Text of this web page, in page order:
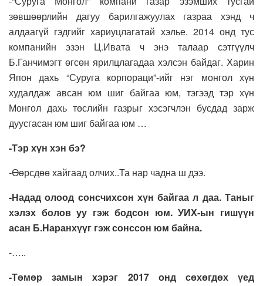
зөвшөөрлийн дагуу барилгажуулах газраа хэнд ч
алдаагүй гэдгийг хариуцлагатай хэлье. 2014 онд тус
компанийн эзэн Ц.Ивата ч энэ талаар сэтгүүлч
Б.Ганчимэгт өгсөн ярилцлагадаа хэлсэн байдаг. Харин
Япон дахь “Суруга корпораци”-ийг нэг монгол хүн
худалдаж авсан юм шиг байгаа юм, тэгээд тэр хүн
Монгол дахь төслийн газрыг хэсэгчлэн бусдад зарж
дуусгасан юм шиг байгаа юм …
-Тэр хүн хэн бэ?
-Өөрсдөө хайгаад олчих..Та нар чадна ш дээ.
-Надад олоод сонсчихсон хүн байгаа л даа. Таныг
хэлэх болов уу гэж бодсон юм. УИХ-ын гишүүн
асан Б.Наранхүүг гэж сонссон юм байна.
-…..
-Төмөр замын хэрэг 2017 онд сөхөгдөх үед